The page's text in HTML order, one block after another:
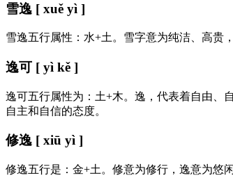
雪逸 [ xuě yì ]
雪逸五行属性：水+土。雪字意为纯洁、高贵
逸可 [ yì kě ]
逸可五行属性为：土+木。逸，代表着自由、
自主和自信的态度。
修逸 [ xiū yì ]
修逸五行是：金+土。修意为修行，逸意为悠